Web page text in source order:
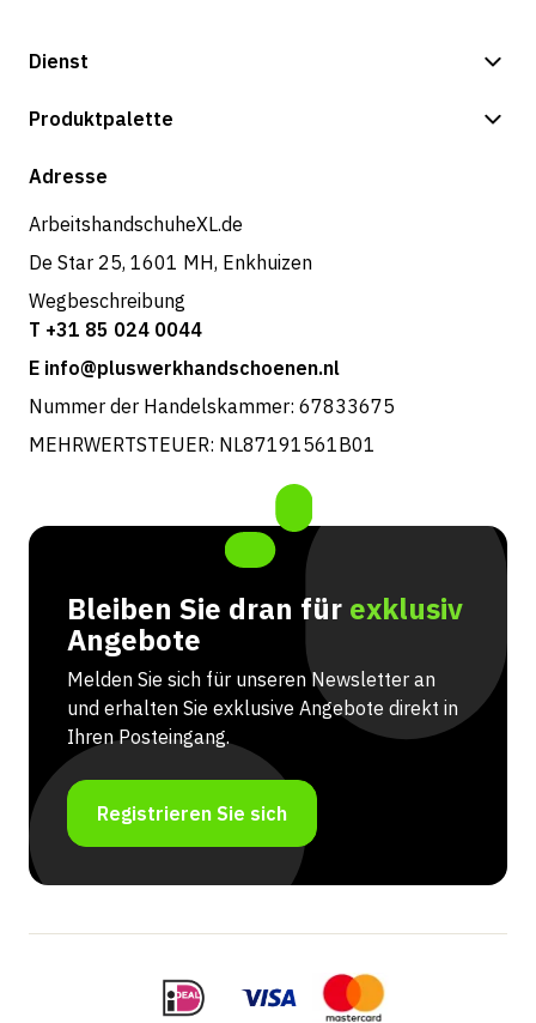
Dienst
Zahlungsmöglichkeiten
Rücksendungen und Service
Produktpalette
Shop
Adresse
ArbeitshandschuheXL.de
De Star 25, 1601 MH, Enkhuizen
Wegbeschreibung
T +31 85 024 0044
E info@pluswerkhandschoenen.nl
Nummer der Handelskammer: 67833675
MEHRWERTSTEUER: NL87191561B01
Bleiben Sie dran für exklusiv
Angebote
Melden Sie sich für unseren Newsletter an
und erhalten Sie exklusive Angebote direkt in
Ihren Posteingang.
Registrieren Sie sich